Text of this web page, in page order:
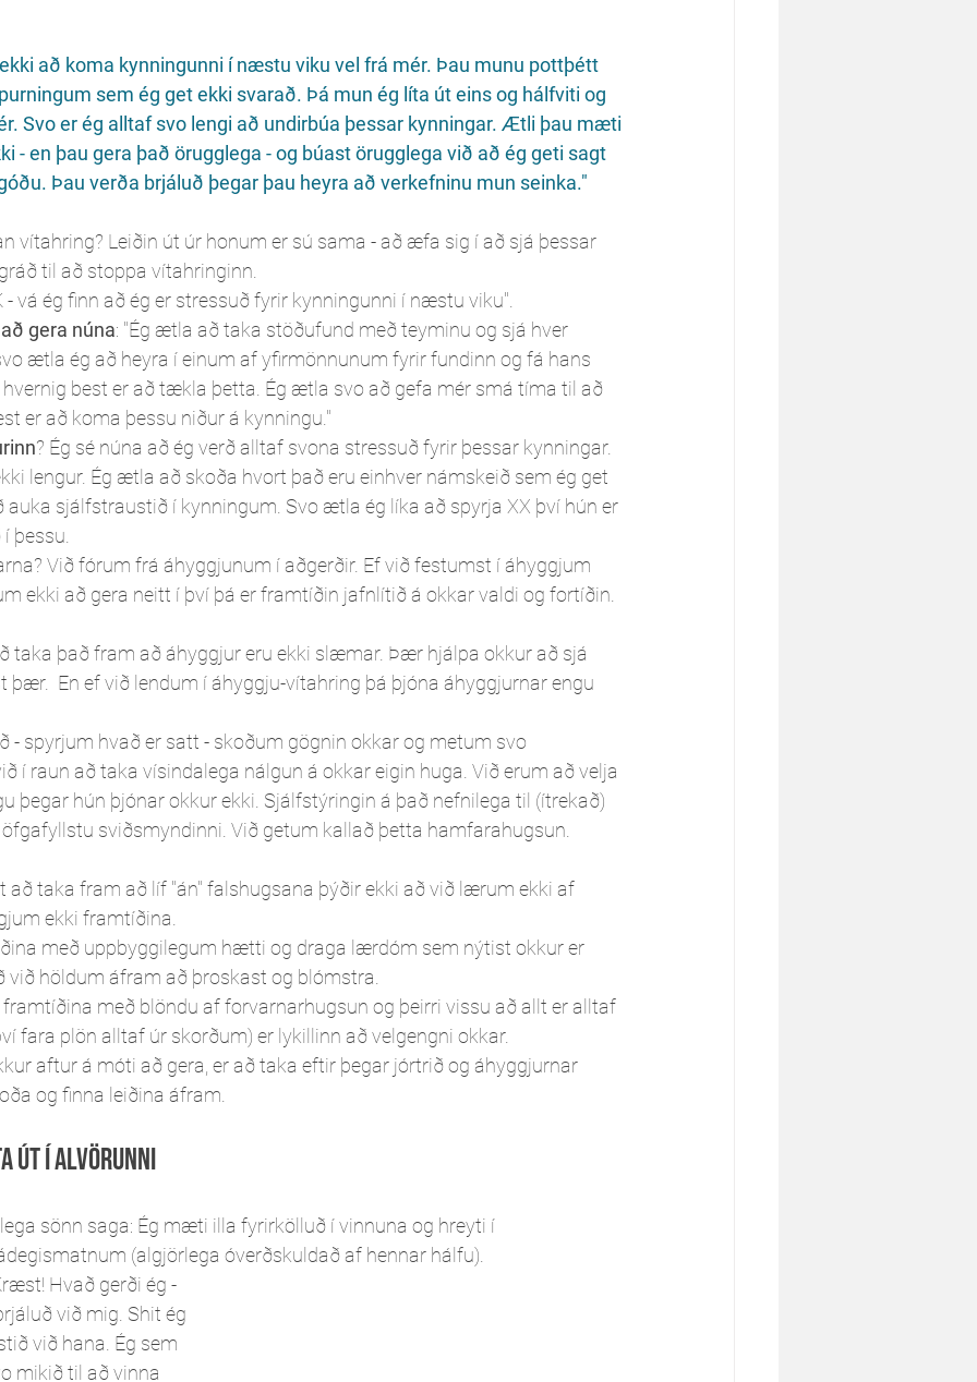
að koma kynningunni í næstu viku vel frá mér. Þau munu pottþétt
sem ég get ekki svarað. Þá mun ég líta út eins og hálfviti og
Svo er ég alltaf svo lengi að undirbúa þessar kynningar. Ætli þau mæti
- en þau gera það örugglega - og búast örugglega við að ég geti sagt
Þau verða brjáluð þegar þau heyra að verkefninu mun seinka."
vítahring? Leiðin út úr honum er sú sama - að æfa sig í að sjá þessar
til að stoppa vítahringinn.
- vá ég finn að ég er stressuð fyrir kynningunni í næstu viku".
gera núna: "Ég ætla að taka stöðufund með teyminu og sjá hver
ætla ég að heyra í einum af yfirmönnunum fyrir fundinn og fá hans
best er að tækla þetta. Ég ætla svo að gefa mér smá tíma til að
er að koma þessu niður á kynningu."
? Ég sé núna að ég verð alltaf svona stressuð fyrir þessar kynningar.
lengur. Ég ætla að skoða hvort það eru einhver námskeið sem ég get
auka sjálfstraustið í kynningum. Svo ætla ég líka að spyrja XX því hún er
þessu.
Við fórum frá áhyggjunum í aðgerðir. Ef við festumst í áhyggjum
ekki að gera neitt í því þá er framtíðin jafnlítið á okkar valdi og fortíðin.
taka það fram að áhyggjur eru ekki slæmar. Þær hjálpa okkur að sjá
En ef við lendum í áhyggju-vítahring þá þjóna áhyggjurnar engu
- spyrjum hvað er satt - skoðum gögnin okkar og metum svo
í raun að taka vísindalega nálgun á okkar eigin huga. Við erum að velja
þegar hún þjónar okkur ekki. Sjálfstýringin á það nefnilega til (ítrekað)
sviðsmyndinni. Við getum kallað þetta hamfarahugsun.
að taka fram að líf "án" falshugsana þýðir ekki að við lærum ekki af
ekki framtíðina.
með uppbyggilegum hætti og draga lærdóm sem nýtist okkur er
við höldum áfram að þroskast og blómstra.
með blöndu af forvarnarhugsun og þeirri vissu að allt er alltaf
fara plön alltaf úr skorðum) er lykillinn að velgengni okkar.
aftur á móti að gera, er að taka eftir þegar jórtrið og áhyggjurnar
og finna leiðina áfram.
út í alvörunni
sönn saga: Ég mæti illa fyrirkölluð í vinnuna og hreyti í
(algjörlega óverðskuldað af hennar hálfu).
Hvað gerði ég -
við mig. Shit ég
við hana. Ég sem
mikið til að vinna